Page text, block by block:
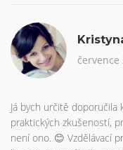
července
Já bych určitě doporučila
praktických zkušeností,
není ono. 😊 Vzdělávací